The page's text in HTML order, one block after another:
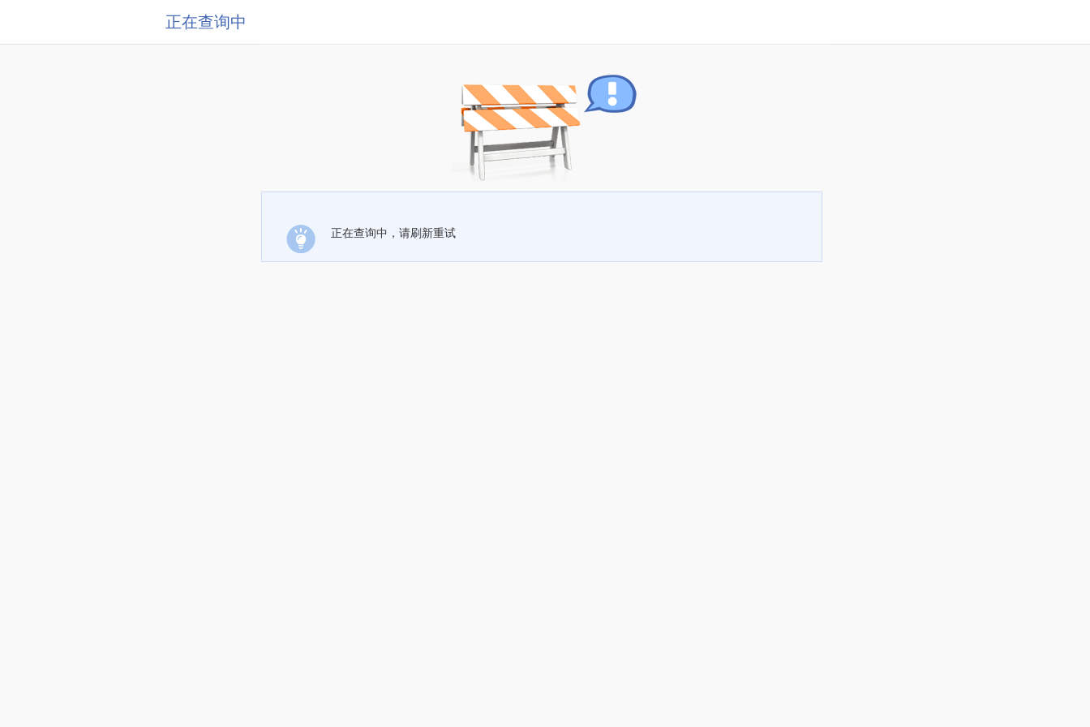
正在查询中
正在查询中，请刷新重试